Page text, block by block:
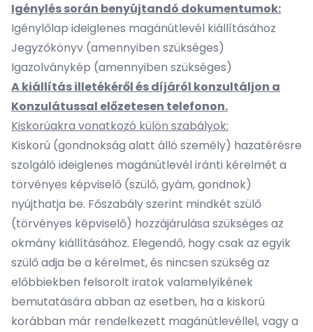
Igénylés során benyújtandó dokumentumok:
Igénylőlap ideiglenes magánútlevél kiállításához
Jegyzőkönyv (amennyiben szükséges)
Igazolványkép (amennyiben szükséges)
A kiállítás illetékéről és díjáról konzultáljon a
Konzulátussal előzetesen telefonon.
Kiskorúakra vonatkozó külön szabályok:
Kiskorú (gondnokság alatt álló személy) hazatérésre
szolgáló ideiglenes magánútlevél iránti kérelmét a
törvényes képviselő (szülő, gyám, gondnok)
nyújthatja be. Főszabály szerint mindkét szülő
(törvényes képviselő) hozzájárulása szükséges az
okmány kiállításához. Elegendő, hogy csak az egyik
szülő adja be a kérelmet, és nincsen szükség az
előbbiekben felsorolt iratok valamelyikének
bemutatására abban az esetben, ha a kiskorú
korábban már rendelkezett magánútlevéllel, vagy a